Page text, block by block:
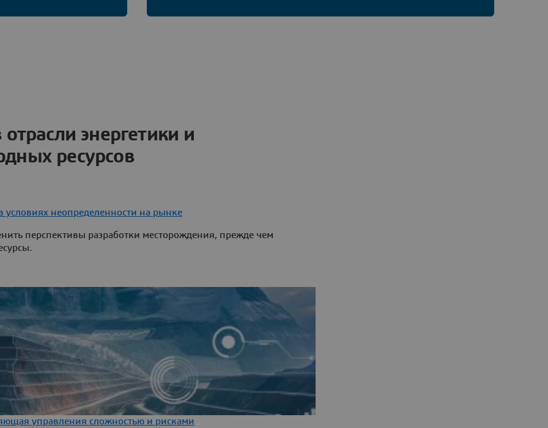
энергетики и
ресурсов
условиях неопределенности на рынке
перспективы разработки месторождения, прежде чем
управления сложностью и рисками